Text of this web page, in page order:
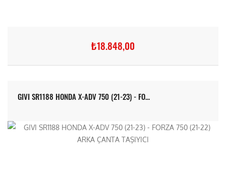
₺18.848,00
GIVI SR1188 HONDA X-ADV 750 (21-23) - FO...